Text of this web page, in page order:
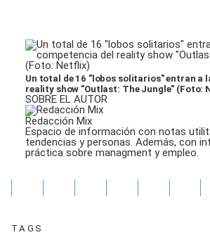
Un total de 16 "lobos solitarios" entran a
reality show "Outlast: The Jungle" (Foto:
SOBRE EL AUTOR
Redacción Mix
Espacio de información con notas
tendencias y personas. Además, con
práctica sobre managment y empleo.
TAGS